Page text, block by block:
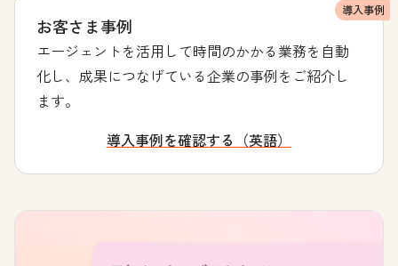
導入事例
お客さま事例
エージェントを活用して時間のかかる業務を自動
化し、成果につなげている企業の事例をご紹介し
ます。
導入事例を確認する（英語）